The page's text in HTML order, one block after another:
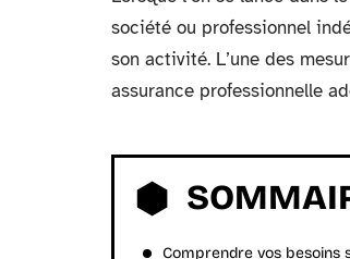
société ou professionnel
son activité. L’une des
assurance professionnelle
Comprendre vos besoins